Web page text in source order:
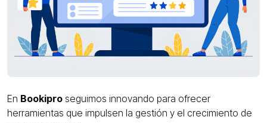
En Bookipro seguimos innovando para ofrecer
herramientas que impulsen la gestión y el crecimiento de